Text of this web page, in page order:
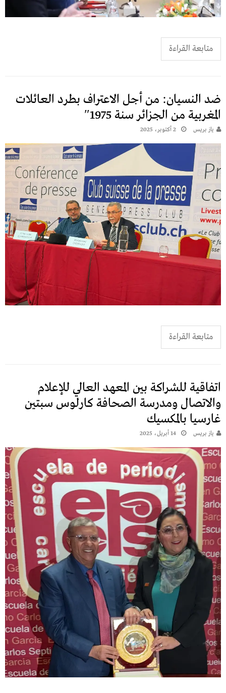
متابعة القراءة
ضد النسيان: من أجل الاعتراف بطرد العائلات
المغربية من الجزائر سنة 1975″
يـاز بريـس 2 أكتوبر، 2025
متابعة القراءة
اتفاقية للشراكة بين المعهد العالي للإعلام
والاتصال ومدرسة الصحافة كارلوس سبتين
غارسيا بالمكسيك
يـاز بريـس 14 أبريل، 2025